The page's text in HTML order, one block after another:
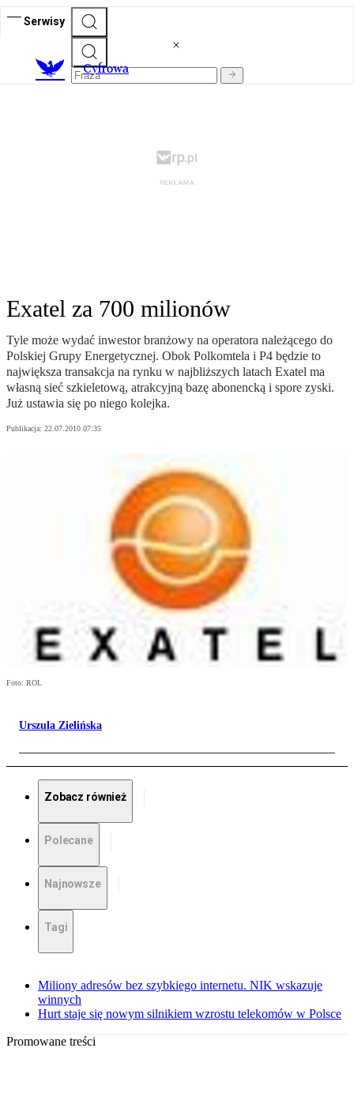
Serwisy
Cyfrowa
Exatel za 700 milionów
Tyle może wydać inwestor branżowy na operatora należącego do
Polskiej Grupy Energetycznej. Obok Polkomtela i P4 będzie to
największa transakcja na rynku w najbliższych latach Exatel ma
własną sieć szkieletową, atrakcyjną bazę abonencką i spore zyski.
Już ustawia się po niego kolejka.
Publikacja: 22.07.2010 07:35
Foto: ROL
Urszula Zielińska
Zobacz również
Polecane
Najnowsze
Tagi
Miliony adresów bez szybkiego internetu. NIK wskazuje
winnych
Hurt staje się nowym silnikiem wzrostu telekomów w Polsce
Promowane treści